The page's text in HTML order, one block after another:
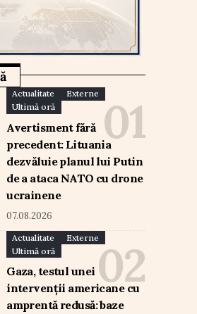
Actualitate
Externe
Ultimă oră
Avertisment fără
precedent: Lituania
dezvăluie planul lui Putin
de a ataca NATO cu drone
ucrainene
07.08.2026
Actualitate
Externe
Ultimă oră
Gaza, testul unei
intervenții americane cu
amprentă redusă: baze